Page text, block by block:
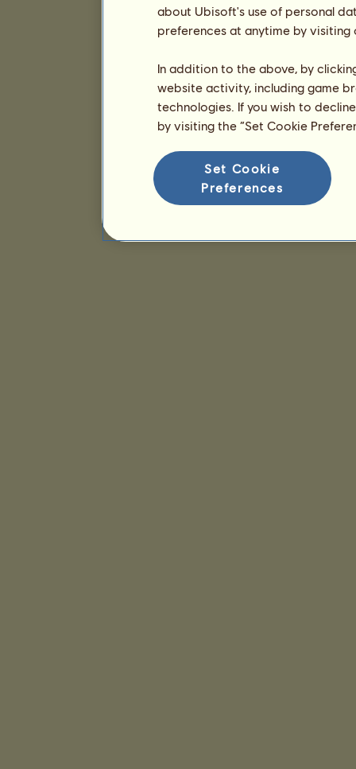
about Ubisoft's use of personal
preferences at anytime by
In addition to the above, by
website activity, including game
technologies. If you wish to
by visiting the “Set Cookie
Set Cookie
Preferences